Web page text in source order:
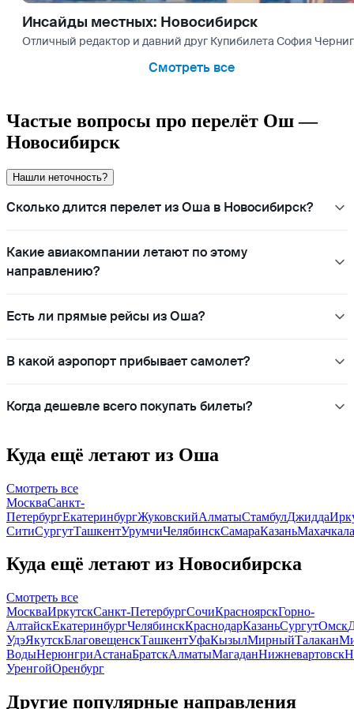
Инсайды местных: Новосибирск
Отличный редактор и давний друг Купибилета София
Смотреть все
Частые вопросы про перелёт Ош —
Новосибирск
Нашли неточность?
Сколько длится перелет из Оша в Новосибирск?
Какие авиакомпании летают по этому
направлению?
Есть ли прямые рейсы из Оша?
В какой аэропорт прибывает самолет?
Когда дешевле всего покупать билеты?
Куда ещё летают из Оша
Смотреть все
МоскваСанкт-
ПетербургЕкатеринбургЖуковскийАлматыСтамбулДжидда
СитиСургутТашкентУрумчиЧелябинскСамараКазаньМахачкала
Куда ещё летают из Новосибирска
Смотреть все
МоскваИркутскСанкт-ПетербургСочиКрасноярскГорно-
АлтайскЕкатеринбургЧелябинскКраснодарКазаньСургутОмск
УдэЯкутскБлаговещенскТашкентУфаКызылМирныйТалакан
ВодыНерюнгриАстанаБратскАлматыМагаданНижневартовск
УренгойОренбург
Другие популярные направления